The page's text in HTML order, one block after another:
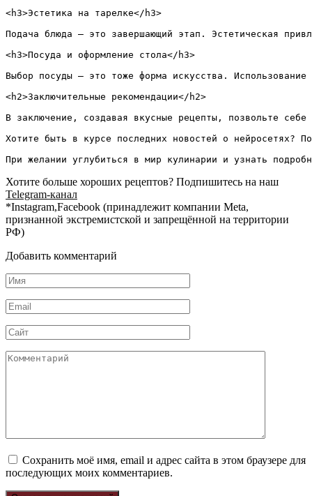
<h3>Эстетика на тарелке</h3>
Подача блюда — это завершающий этап. Эстетическая
<h3>Посуда и оформление стола</h3>
Выбор посуды — это тоже форма искусства.
<h2>Заключительные рекомендации</h2>
В заключение, создавая вкусные рецепты, позвольте
Хотите быть в курсе последних новостей о
Хотите больше хороших рецептов? Подпишитесь на наш
Telegram-канал
*Instagram,Facebook (принадлежит компании Meta,
признанной экстремистской и запрещённой на территории
РФ)
Добавить комментарий
Имя
*
Email
*
Сайт
Комментарий
Сохранить моё имя, email и адрес сайта в этом браузере для
последующих моих комментариев.